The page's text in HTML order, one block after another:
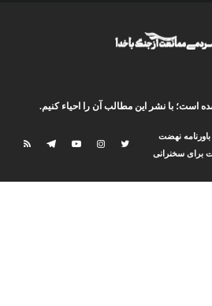
| باورنامه نهضت
برای سخنرانی